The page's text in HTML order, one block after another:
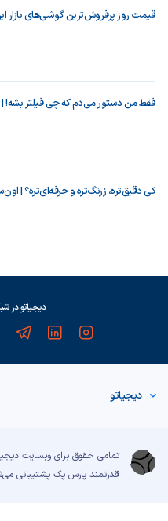
قیمت روز پرفروش‌ترین گوشی‌های بازار ایران [17
فقط من دستور می‌دم که چی فیلتر بشه!
کی دقیق‌تره، زرنگ‌تره و حرفه‌ای‌تره؟ |
دیجیاتو در
دیجیاتو
تمامی حقوق برای وبسایت
قدرتمند پارس پک پشتیبانی